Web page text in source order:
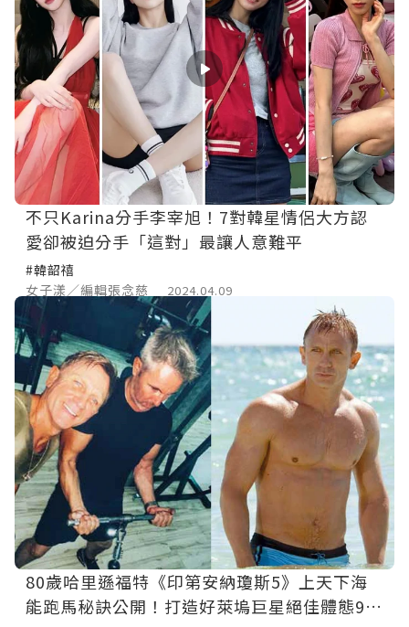
不只Karina分手李宰旭！7對韓星情侶大方認
愛卻被迫分手「這對」最讓人意難平
#韓韶禧
女子漾／編輯張念慈
2024.04.09
80歲哈里遜福特《印第安納瓊斯5》上天下海
能跑馬秘訣公開！打造好萊塢巨星絕佳體態9大